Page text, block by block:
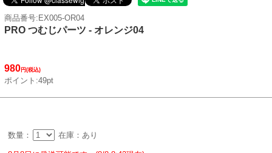
商品番号:EX005-OR04
PRO つむじパーツ - オレンジ04
980円(税込)
ポイント:49pt
数量： 在庫：あり